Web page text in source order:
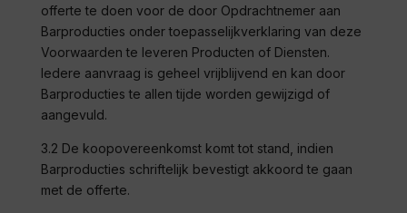
offerte te doen voor de door Opdrachtnemer aan
Barproducties onder toepasselijkverklaring van deze
Voorwaarden te leveren Producten of Diensten.
Iedere aanvraag is geheel vrijblijvend en kan door
Barproducties te allen tijde worden gewijzigd of
aangevuld.
3.2 De koopovereenkomst komt tot stand, indien
Barproducties schriftelijk bevestigt akkoord te gaan
met de offerte.